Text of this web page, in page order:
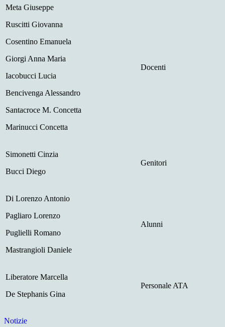
Meta Giuseppe
Ruscitti Giovanna
Cosentino Emanuela
Giorgi Anna Maria
Iacobucci Lucia
Bencivenga Alessandro
Santacroce M. Concetta
Marinucci Concetta
Docenti
Simonetti Cinzia
Bucci Diego
Genitori
Di Lorenzo Antonio
Pagliaro Lorenzo
Puglielli Romano
Mastrangioli Daniele
Alunni
Liberatore Marcella
De Stephanis Gina
Personale ATA
Notizie